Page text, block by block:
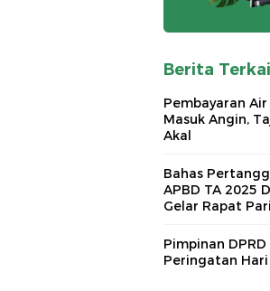
Berita
Pembayaran
Masuk Angin,
Akal
Bahas
APBD TA 2025
Gelar Rapat
Pimpinan
Peringatan